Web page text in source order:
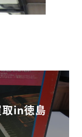
取in徳島